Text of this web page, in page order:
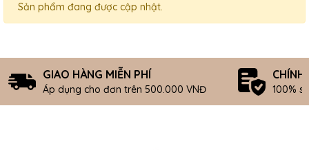
Sản phẩm đang được cập nhật.
GIAO HÀNG MIỄN PHÍ
Áp dụng cho đơn trên 500.000 VNĐ
CHÍNH
100%